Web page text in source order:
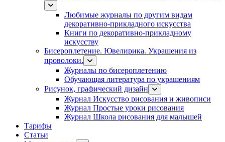
Любимые журналы по другим видам
декоративно-прикладного искусства
Книги по декоративно-прикладному
искусству
Бисероплетение. Ювелирика. Украшения из
проволоки.
Журналы по бисероплетению
Обучающая литература по украшениям
Рисунок, графический дизайн
Журнал Искусство рисования и живописи
Журнал Простые уроки рисования
Журнал Школа рисования для малышей
Тарифы
Статьи